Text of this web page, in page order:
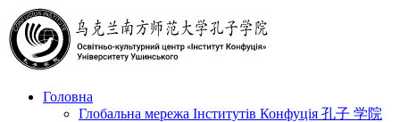
Головна
Глобальна мережа Інститутів Конфуція 孔子 学院